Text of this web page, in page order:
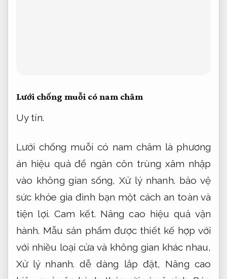
chất liệu bền bỉ và khả năng chống bụi,
Không phát sinh.
cuốn tiện lợi ngày càng được người tiêu
dùng tin tưởng lựa chọn.
Xử lý.
Cam kết
đúng hẹn.Bạn có thể sử dụng dòng sản
phẩm này trong nhiều điều kiện thời tiết
mà không lo hư hỏng hay bị ăn mòn.
Quy
Đội ngũ giàu kinh nghiệm.
Tùy chọn
về kích thước,
Đội ngũ giàu kinh nghiệm.
màu sắc và kiểu dáng cũng rất phong phú,